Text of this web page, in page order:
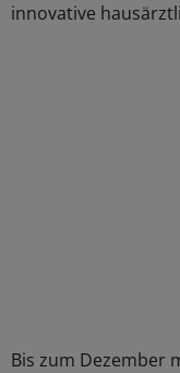
innovative
Bis zum Dezember